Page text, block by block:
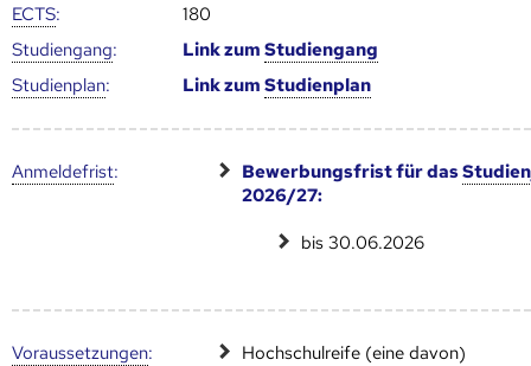
ECTS:
180
Studien­gang: Link zumStudien­gang
Studien­plan: Link zumStudien­plan
Anmelde­frist: Bewerbungsfrist für das
2026/27:
bis 30.06.2026
Voraus­setzungen: Hochschulreife (eine davon)